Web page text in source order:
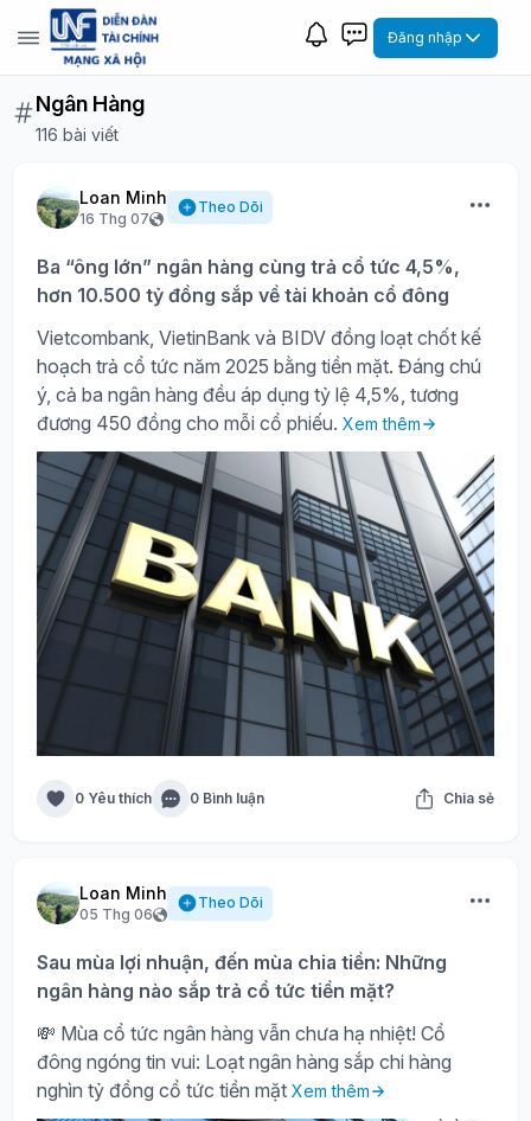
Đăng nhập
Ngân Hàng
116 bài viết
Loan Minh
16 Thg 07
Theo Dõi
Ba “ông lớn” ngân hàng cùng trả cổ tức 4,5%,
hơn 10.500 tỷ đồng sắp về tài khoản cổ đông
Vietcombank, VietinBank và BIDV đồng loạt chốt kế
hoạch trả cổ tức năm 2025 bằng tiền mặt. Đáng chú
ý, cả ba ngân hàng đều áp dụng tỷ lệ 4,5%, tương
đương 450 đồng cho mỗi cổ phiếu. Xem thêm
0 Yêu thích 0 Bình luận Chia sẻ
Loan Minh
05 Thg 06
Theo Dõi
Sau mùa lợi nhuận, đến mùa chia tiền: Những
ngân hàng nào sắp trả cổ tức tiền mặt?
💸 Mùa cổ tức ngân hàng vẫn chưa hạ nhiệt! Cổ
đông ngóng tin vui: Loạt ngân hàng sắp chi hàng
nghìn tỷ đồng cổ tức tiền mặt Xem thêm